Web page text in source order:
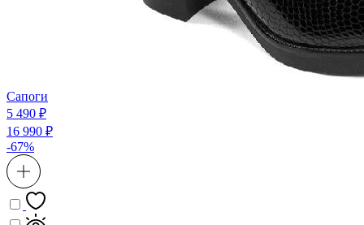
Сапоги
5 490 ₽
16 990 ₽
-67%